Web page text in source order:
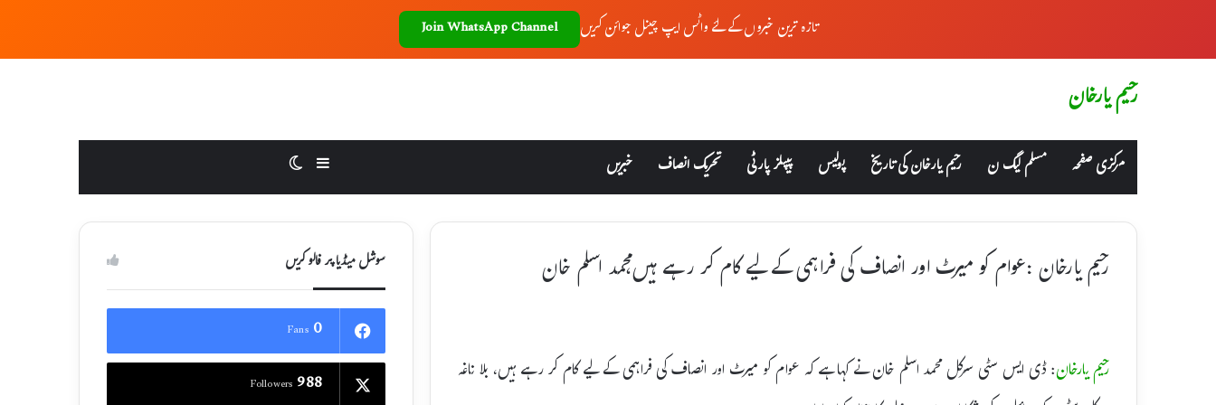
تازہ ترین خبروں کے لئے واٹس ایپ چینل جوائن کریں Join WhatsApp Channel
رحیم یارخان
مرکزی صفحہ مسلم لیگ ن رحیم یارخان کی تاریخ پولیس پیپلز پارٹی تحریک انصاف خبریں Sidebar
رحیم یارخان :عوام کو میرٹ اور انصاف کی فراہمی کے لیے کام کر رہے ہیں،محمد اسلم خان
رحیم یارخان: ڈی ایس سٹی سرکل محمد اسلم خان نے کہا ہے کہ عوام کو میرٹ اور انصاف کی فراہمی کے لیے کام کر رہے ہیں، بلا ناغہ
سوشل میڈیا پر فالو کریں
0
Fans
988
Followers